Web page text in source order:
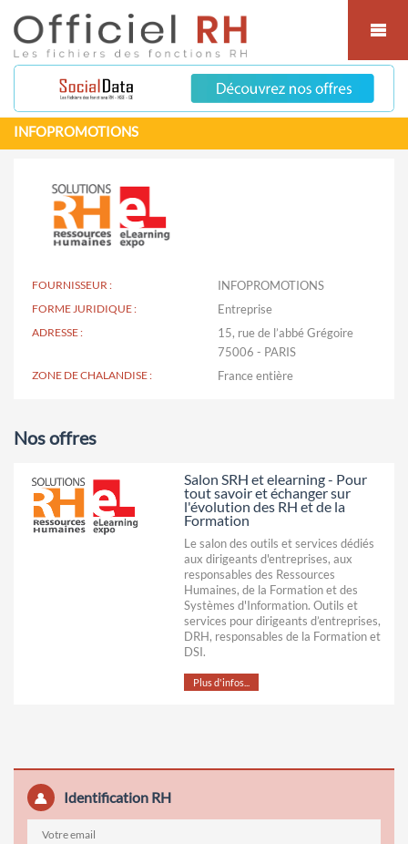
INFOPROMOTIONS
FOURNISSEUR : INFOPROMOTIONS
FORME JURIDIQUE : Entreprise
ADRESSE :
15, rue de l’abbé Grégoire
75006 - PARIS
ZONE DE CHALANDISE :
Nos offres
Salon SRH et elearning - Pour
tout savoir et échanger sur
l'évolution des RH et de la
Formation
Le salon des outils et services dédiés
aux dirigeants d'entreprises, aux
responsables des Ressources
Humaines, de la Formation et des
Systèmes d'Information. Outils et
services pour dirigeants d’entreprises,
DRH, responsables de la Formation et
DSI.
Plus d'infos...
Identification RH